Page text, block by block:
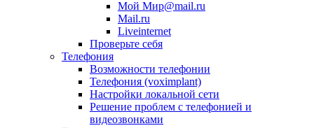
Мой Мир@mail.ru
Mail.ru
Liveinternet
Проверьте себя
Телефония
Возможности телефонии
Телефония (voximplant)
Настройки локальной сети
Решение проблем с телефонией и
видеозвонками